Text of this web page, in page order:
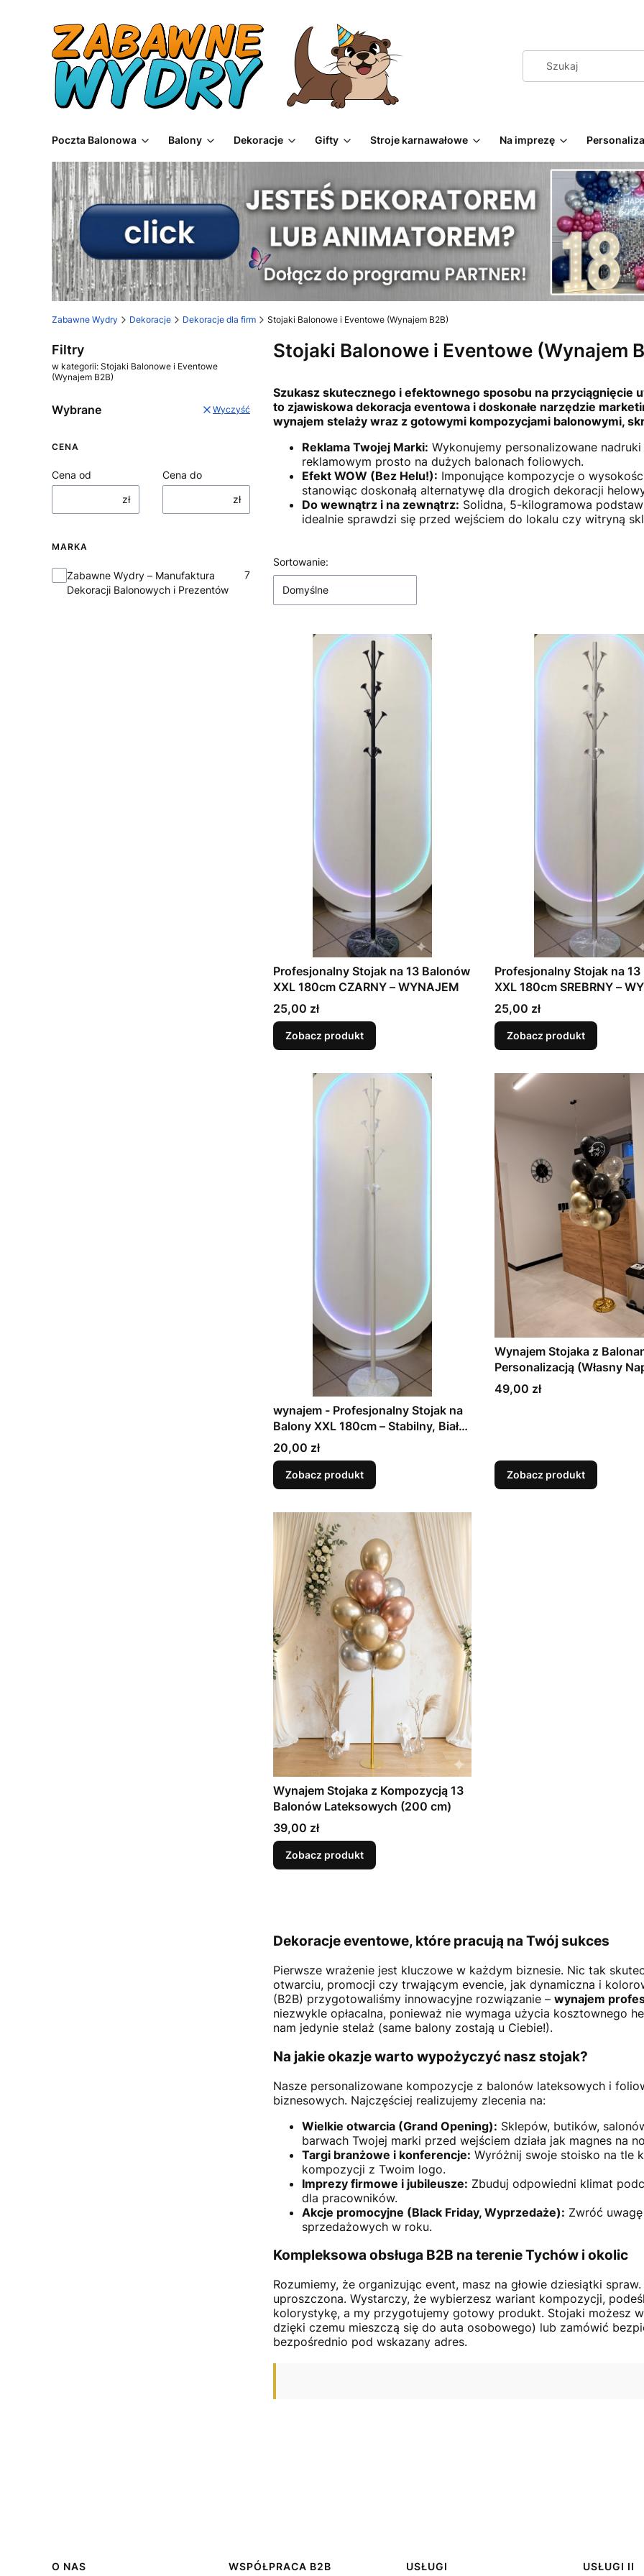
Poczta Balonowa Balony Dekoracje Gifty Stroje karnawałowe Na imprezę
Zabawne Wydry Dekoracje Dekoracje dla firm Stojaki Balonowe i Eventowe (Wynajem B2B)
Filtry
w kategorii: Stojaki Balonowe i Eventowe
(Wynajem B2B)
Wybrane Wyczyść
CENA
Cena od
zł
Cena do
zł
MARKA
Marka
Zabawne Wydry – Manufaktura
Dekoracji Balonowych i Prezentów
7
Stojaki Balonowe i Eventowe (Wynajem
Szukasz skutecznego i efektownego sposobu na przyciągnięcie
to zjawiskowa dekoracja eventowa i doskonałe narzędzie
wynajem stelaży wraz z gotowymi kompozycjami balonowymi,
Reklama Twojej Marki: Wykonujemy personalizowane
reklamowym prosto na dużych balonach foliowych.
Efekt WOW (Bez Helu!): Imponujące kompozycje o
stanowiąc doskonałą alternatywę dla drogich dekoracji
Do wewnątrz i na zewnątrz: Solidna, 5-kilogramowa
idealnie sprawdzi się przed wejściem do lokalu czy witryną
Lista produktów
Sortowanie:
Domyślne
Profesjonalny Stojak na 13 Balonów
XXL 180cm CZARNY – WYNAJEM
Cena
25,00 zł
Zobacz produkt
Profesjonalny Stojak na
XXL 180cm SREBRNY –
Cena
25,00 zł
Zobacz produkt
wynajem - Profesjonalny Stojak na
Balony XXL 180cm – Stabilny, Biały,
na 13 Balonów
Cena
20,00 zł
Zobacz produkt
Wynajem Stojaka z
Personalizacją (Własny
Logo)
Cena
49,00 zł
Zobacz produkt
Wynajem Stojaka z Kompozycją 13
Balonów Lateksowych (200 cm)
Cena
39,00 zł
Zobacz produkt
Dekoracje eventowe, które pracują na Twój sukces
Pierwsze wrażenie jest kluczowe w każdym biznesie. Nic tak
otwarciu, promocji czy trwającym evencie, jak dynamiczna i
(B2B) przygotowaliśmy innowacyjne rozwiązanie – wynajem
niezwykle opłacalna, ponieważ nie wymaga użycia kosztownego
nam jedynie stelaż (same balony zostają u Ciebie!).
Na jakie okazje warto wypożyczyć nasz stojak?
Nasze personalizowane kompozycje z balonów lateksowych i
biznesowych. Najczęściej realizujemy zlecenia na:
Wielkie otwarcia (Grand Opening): Sklepów, butików,
barwach Twojej marki przed wejściem działa jak magnes na
Targi branżowe i konferencje: Wyróżnij swoje stoisko na tle
kompozycji z Twoim logo.
Imprezy firmowe i jubileusze: Zbuduj odpowiedni klimat
dla pracowników.
Akcje promocyjne (Black Friday, Wyprzedaże): Zwróć
sprzedażowych w roku.
Kompleksowa obsługa B2B na terenie Tychów i okolic
Rozumiemy, że organizując event, masz na głowie dziesiątki
uproszczona. Wystarczy, że wybierzesz wariant kompozycji,
kolorystykę, a my przygotujemy gotowy produkt. Stojaki możesz
dzięki czemu mieszczą się do auta osobowego) lub zamówić
bezpośrednio pod wskazany adres.
Linki w stopce
O NAS WSPÓŁPRACA B2B USŁUGI USŁUGI II